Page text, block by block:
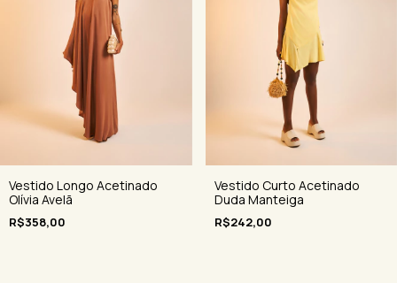
Vestido Longo Acetinado
Olívia Avelã
R$358,00
Vestido Curto Acetinado
Duda Manteiga
R$242,00